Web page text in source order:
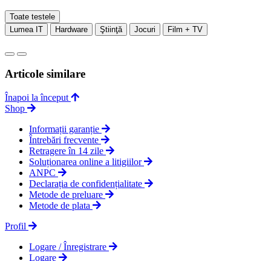
Toate testele
Lumea IT
Hardware Ştiinţă Jocuri Film + TV
Articole similare
Înapoi la început
Shop
Informații garanție
Întrebări frecvente
Retragere în 14 zile
Soluționarea online a litigiilor
ANPC
Declarația de confidențialitate
Metode de preluare
Metode de plata
Profil
Logare / Înregistrare
Logare